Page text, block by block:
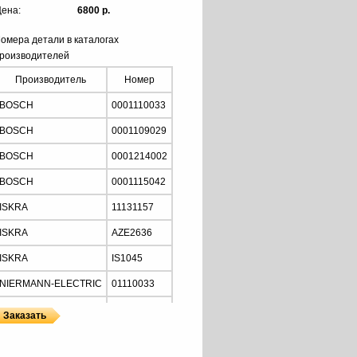
6800 р.
детали в каталогах
Производитель Номер
BOSCH 0001110033
BOSCH 0001109029
BOSCH 0001214002
BOSCH 0001115042
ISKRA 11131157
ISKRA AZE2636
ISKRA IS1045
NIERMANN-ELECTRIC 01110033